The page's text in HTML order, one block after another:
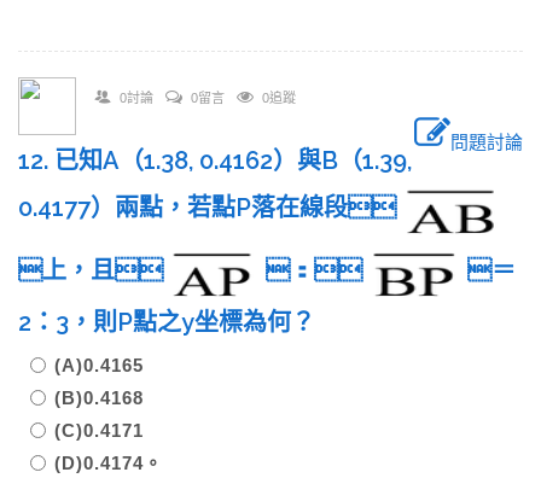
0討論 0留言 0追蹤
問題討論
12. 已知A（1.38, 0.4162）與B（1.39,
0.4177）兩點，若點P落在線段
上，且 ：
＝
2：3，則P點之y坐標為何？
(A)0.4165
(B)0.4168
(C)0.4171
(D)0.4174。